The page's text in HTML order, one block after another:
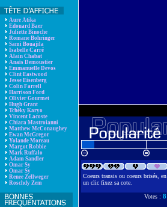
Aure Atika
Edouard Baer
Juliette Binoche
Romane Bohringer
Sami Bouajila
Isabelle Carré
Alain Chabat
Anaïs Demoustier
Emmanuelle Devos
Clint Eastwood
Jesse Eisenberg
Colin Farrell
Harrison Ford
Olivier Gourmet
Hugh Grant
Tchéky Karyo
Vincent Lacoste
Chiara Mastroianni
Matthew McConaughey
Ewan McGregor
Yolande Moreau
Margot Robbie
Mark Ruffalo
Adam Sandler
Omar Sy
Omar Sy
Renee Zellweger
Roschdy Zem
Coeurs transis ou coeurs brisés, en
un clic fixez sa cote.
Votes : 8